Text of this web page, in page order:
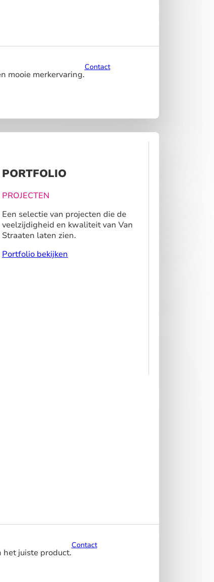
mooie merkervaring.
Contact
PORTFOLIO
PROJECTEN
Een selectie van projecten die de
veelzijdigheid en kwaliteit van Van
Straaten laten zien.
Portfolio bekijken
het juiste product.
Contact